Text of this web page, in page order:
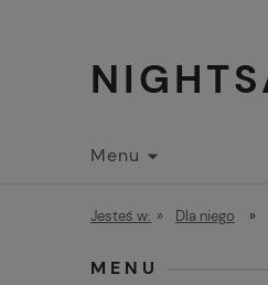
Menu
Jesteś w: » Dla niego »
MENU